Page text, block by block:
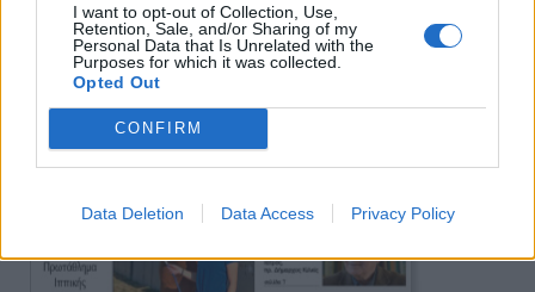
I want to opt-out of Collection, Use,
Retention, Sale, and/or Sharing of my
Personal Data that Is Unrelated with the
Purposes for which it was collected.
Opted Out
CONFIRM
Data Deletion Data Access Privacy Policy